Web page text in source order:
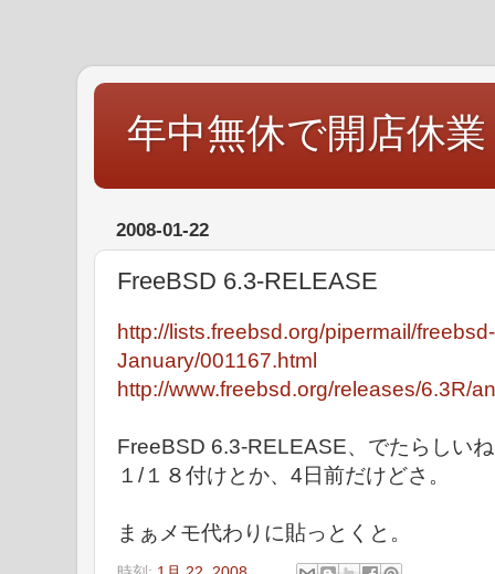
年中無休で開店休業
2008-01-22
FreeBSD 6.3-RELEASE
http://lists.freebsd.org/pipermail/
January/001167.html
http://www.freebsd.org/releases/6.3R/
FreeBSD 6.3-RELEASE、でたらしい
１/１８付けとか、4日前だけどさ。
まぁメモ代わりに貼っとくと。